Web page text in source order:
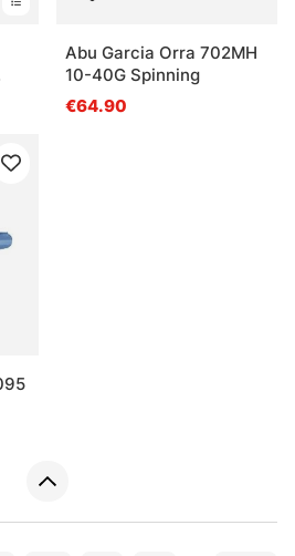
Abu Garcia Orra 702MH
10-40G Spinning
€64.90